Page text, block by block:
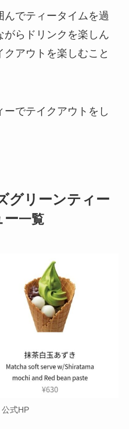
んでティータイムを過
がらドリンクを楽しん
アウトを楽しむこと
でテイクアウトをし
グリーンティー
ー一覧
式HP